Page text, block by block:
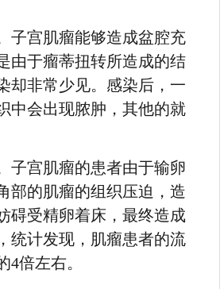
子宫肌瘤能够造成盆腔充
由于瘤蒂扭转所造成的结
却非常少见。感染后，一
中会出现脓肿，其他的就
子宫肌瘤的患者由于输卵
部的肌瘤的组织压迫，造
碍受精卵着床，最终造成
统计发现，肌瘤患者的流
4倍左右。